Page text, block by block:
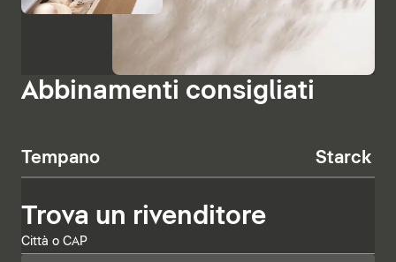
Abbinamenti consigliati
Tempano Starck T
Trova un rivenditore
Città o CAP